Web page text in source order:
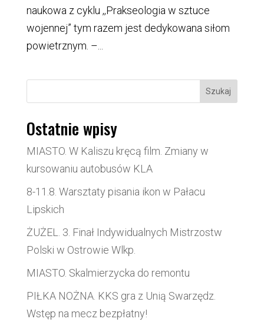
naukowa z cyklu ,,Prakseologia w sztuce
wojennej” tym razem jest dedykowana siłom
powietrznym. –...
Szukaj
Ostatnie wpisy
MIASTO. W Kaliszu kręcą film. Zmiany w
kursowaniu autobusów KLA
8-11.8. Warsztaty pisania ikon w Pałacu
Lipskich
ŻUŻEL. 3. Finał Indywidualnych Mistrzostw
Polski w Ostrowie Wlkp.
MIASTO. Skalmierzycka do remontu
PIŁKA NOŻNA. KKS gra z Unią Swarzędz.
Wstęp na mecz bezpłatny!